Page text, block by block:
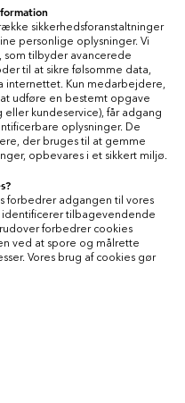
sikkerhedsforanstaltninger
personlige oplysninger. Vi
som tilbyder avancerede
til at sikre følsomme data,
internettet. Kun medarbejdere,
udføre en bestemt opgave
eller kundeservice), får adgang
oplysninger. De
der bruges til at gemme
opbevares i et sikkert miljø.
forbedrer adgangen til vores
identificerer tilbagevendende
forbedrer cookies
ved at spore og målrette
Vores brug af cookies gør